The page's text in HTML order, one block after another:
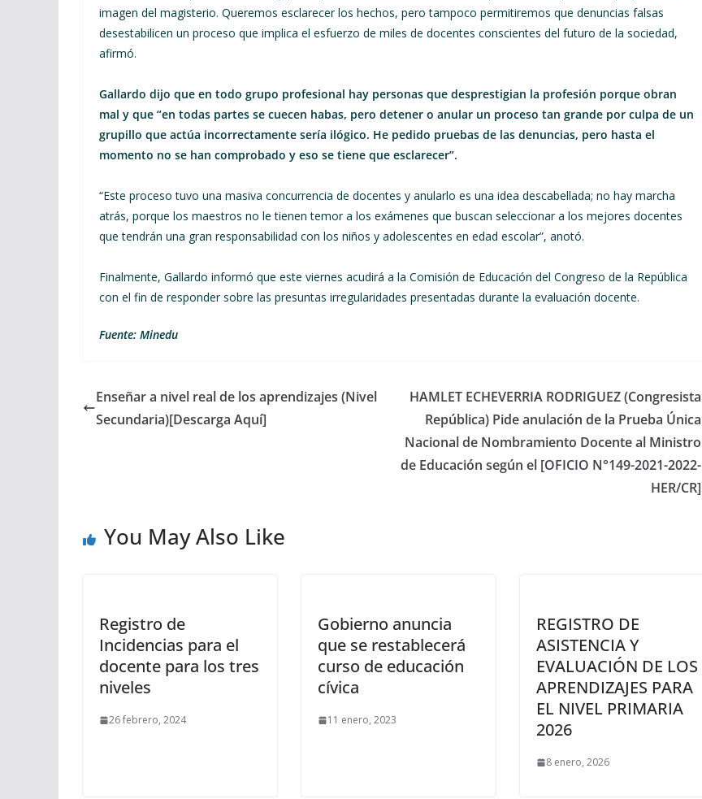
imagen del magisterio. Queremos esclarecer los hechos, pero tampoco permitiremos que denuncias falsas
desestabilicen un proceso que implica el esfuerzo de miles de docentes conscientes del futuro de la sociedad,
afirmó.
Gallardo dijo que en todo grupo profesional hay personas que desprestigian la profesión porque obran
mal y que “en todas partes se cuecen habas, pero detener o anular un proceso tan grande por culpa de un
grupillo que actúa incorrectamente sería ilógico. He pedido pruebas de las denuncias, pero hasta el
momento no se han comprobado y eso se tiene que esclarecer”.
“Este proceso tuvo una masiva concurrencia de docentes y anularlo es una idea descabellada; no hay marcha
atrás, porque los maestros no le tienen temor a los exámenes que buscan seleccionar a los mejores docentes
que tendrán una gran responsabilidad con los niños y adolescentes en edad escolar”, anotó.
Finalmente, Gallardo informó que este viernes acudirá a la Comisión de Educación del Congreso de la República
con el fin de responder sobre las presuntas irregularidades presentadas durante la evaluación docente.
Fuente: Minedu
Enseñar a nivel real de los aprendizajes (Nivel
Secundaria)[Descarga Aquí]
HAMLET ECHEVERRIA RODRIGUEZ (Congresista
República) Pide anulación de la Prueba Única
Nacional de Nombramiento Docente al Ministro
de Educación según el [OFICIO N°149-2021-2022-
HER/CR]
You May Also Like
Registro de
Incidencias para el
docente para los tres
niveles
26 febrero, 2024
Gobierno anuncia
que se restablecerá
curso de educación
cívica
11 enero, 2023
REGISTRO DE
ASISTENCIA Y
EVALUACIÓN DE LOS
APRENDIZAJES PARA
EL NIVEL PRIMARIA
2026
8 enero, 2026